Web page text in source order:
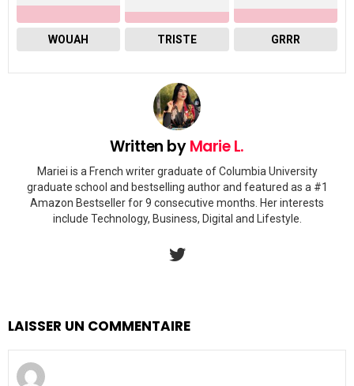
WOUAH TRISTE GRRR
Written byMarie L.
Mariei is a French writer graduate of Columbia University
graduate school and bestselling author and featured as a #1
Amazon Bestseller for 9 consecutive months. Her interests
include Technology, Business, Digital and Lifestyle.
LAISSER UN COMMENTAIRE